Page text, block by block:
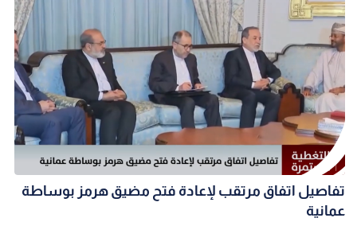
تفاصيل اتفاق مرتقب لإعادة فتح مضيق هرمز بوساطة
عمانية